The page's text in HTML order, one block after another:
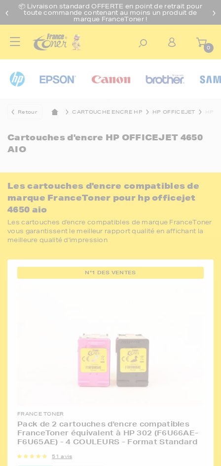
📦 Livraison standard OFFERTE en point de retrait pour
toute commande contenant au moins un produit de
marque FranceToner !
0
Retour CARTOUCHE ENCRE HP HP OFFICEJET HP
Cartouches d'encre HP OFFICEJET 4650
AIO
Les cartouches d'encre compatibles de
marque FranceToner pour hp officejet
4650 aio
Les cartouches d'encre compatibles de marque FranceToner
vous garantissent le meilleur rapport qualité en affichant la
meilleure qualité d'impression
N°1 DES VENTES
FRANCE TONER
Pack de 2 cartouches d'encre compatibles
FranceToner équivalent à HP 302 (F6U66AE-
F6U65AE) - 4 COULEURS - Format Standard
51 avis